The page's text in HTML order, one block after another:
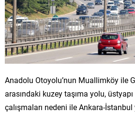
Anadolu Otoyolu’nun Muallimköy ile
arasındaki kuzey taşıma yolu,
çalışmaları nedeni ile Ankara-